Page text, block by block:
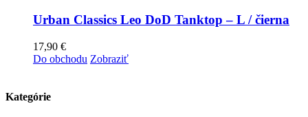
Urban Classics Leo DoD Tanktop – L / čierna
17,90 €
Do obchodu Zobraziť
Kategórie